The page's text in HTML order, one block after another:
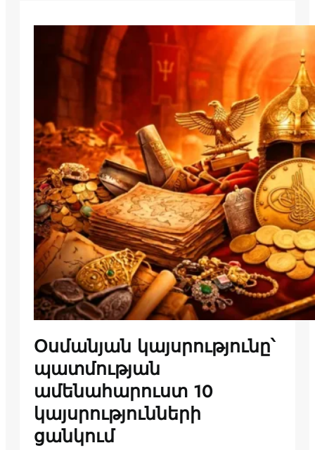
Օսմանյան կայսրությունը՝
պատմության
ամենահարուստ 10
կայսրությունների
ցանկում